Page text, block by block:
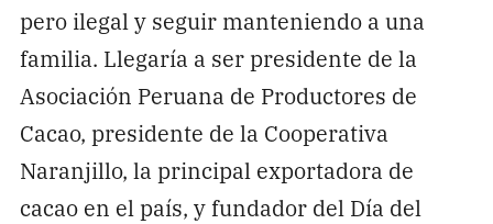
pero ilegal y seguir manteniendo a una
familia. Llegaría a ser presidente de la
Asociación Peruana de Productores de
Cacao, presidente de la Cooperativa
Naranjillo, la principal exportadora de
cacao en el país, y fundador del Día del